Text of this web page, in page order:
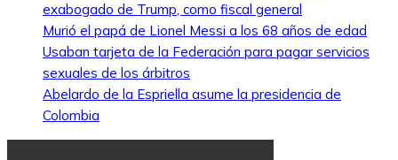
exabogado de Trump, como fiscal general
Murió el papá de Lionel Messi a los 68 años de edad
Usaban tarjeta de la Federación para pagar servicios
sexuales de los árbitros
Abelardo de la Espriella asume la presidencia de
Colombia